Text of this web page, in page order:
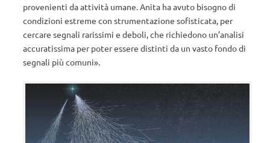
provenienti da attività umane. Anita ha avuto bisogno di
condizioni estreme con strumentazione sofisticata, per
cercare segnali rarissimi e deboli, che richiedono un’analisi
accuratissima per poter essere distinti da un vasto fondo di
segnali più comuni».